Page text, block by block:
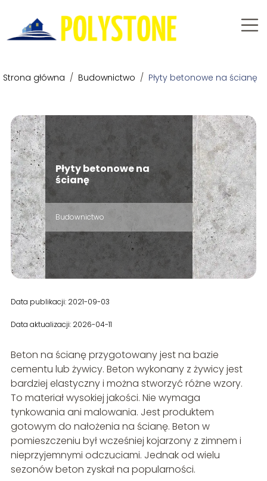
Strona główna / Budownictwo / Płyty betonowe na ścianę
Płyty betonowe na
ścianę
Budownictwo
Data publikacji: 2021-09-03
Data aktualizacji: 2026-04-11
Beton na ścianę przygotowany jest na bazie
cementu lub żywicy. Beton wykonany z żywicy jest
bardziej elastyczny i można stworzyć różne wzory.
To materiał wysokiej jakości. Nie wymaga
tynkowania ani malowania. Jest produktem
gotowym do nałożenia na ścianę. Beton w
pomieszczeniu był wcześniej kojarzony z zimnem i
nieprzyjemnymi odczuciami. Jednak od wielu
sezonów beton zyskał na popularności.